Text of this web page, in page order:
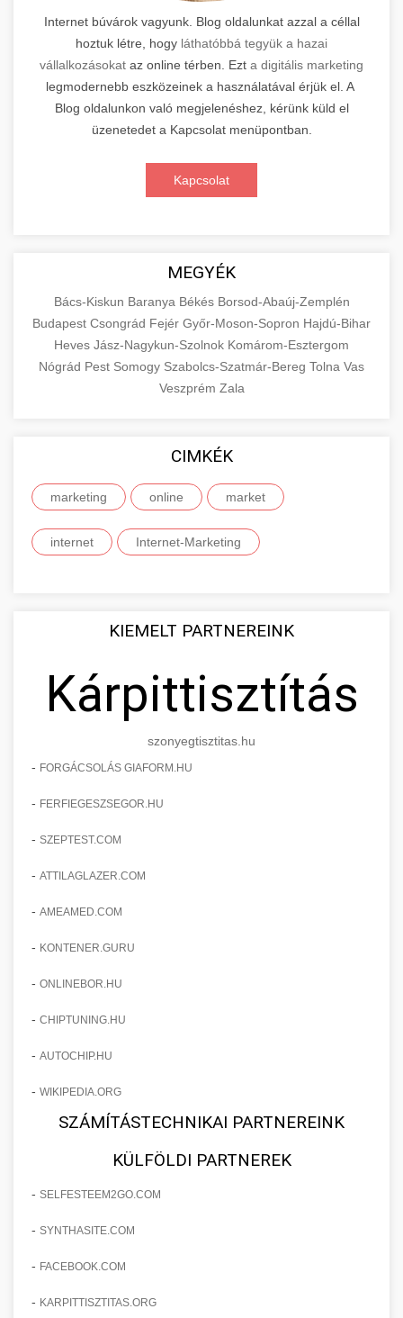
Internet búvárok vagyunk. Blog oldalunkat azzal a céllal
hoztuk létre, hogy láthatóbbá tegyük a hazai
vállalkozásokat az online térben. Ezt a digitális marketing
legmodernebb eszközeinek a használatával érjük el. A
Blog oldalunkon való megjelenéshez, kérünk küld el
üzenetedet a Kapcsolat menüpontban.
Kapcsolat
MEGYÉK
Bács-Kiskun Baranya Békés Borsod-Abaúj-Zemplén
Budapest Csongrád Fejér Győr-Moson-Sopron Hajdú-Bihar
Heves Jász-Nagykun-Szolnok Komárom-Esztergom
Nógrád Pest Somogy Szabolcs-Szatmár-Bereg Tolna Vas
Veszprém Zala
CIMKÉK
marketing online market
internet Internet-Marketing
KIEMELT PARTNEREINK
Kárpittisztítás
szonyegtisztitas.hu
- FORGÁCSOLÁS GIAFORM.HU
- FERFIEGESZSEGOR.HU
- SZEPTEST.COM
- ATTILAGLAZER.COM
- AMEAMED.COM
- KONTENER.GURU
- ONLINEBOR.HU
- CHIPTUNING.HU
- AUTOCHIP.HU
- WIKIPEDIA.ORG
SZÁMÍTÁSTECHNIKAI PARTNEREINK
KÜLFÖLDI PARTNEREK
- SELFESTEEM2GO.COM
- SYNTHASITE.COM
- FACEBOOK.COM
- KARPITTISZTITAS.ORG